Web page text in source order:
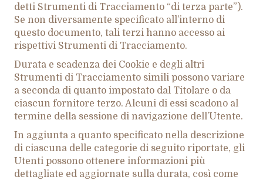
detti Strumenti di Tracciamento “di terza parte”).
Se non diversamente specificato all’interno di
questo documento, tali terzi hanno accesso ai
rispettivi Strumenti di Tracciamento.
Durata e scadenza dei Cookie e degli altri
Strumenti di Tracciamento simili possono variare
a seconda di quanto impostato dal Titolare o da
ciascun fornitore terzo. Alcuni di essi scadono al
termine della sessione di navigazione dell’Utente.
In aggiunta a quanto specificato nella descrizione
di ciascuna delle categorie di seguito riportate, gli
Utenti possono ottenere informazioni più
dettagliate ed aggiornate sulla durata, così come